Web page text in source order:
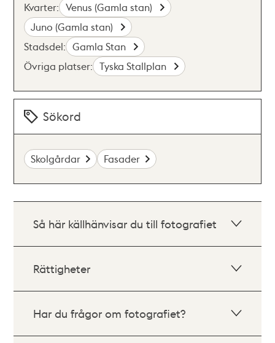
Kvarter: Venus (Gamla stan)
Juno (Gamla stan)
Stadsdel: Gamla Stan
Övriga platser: Tyska Stallplan
Sökord
Skolgårdar Fasader
Så här källhänvisar du till fotografiet
Rättigheter
Har du frågor om fotografiet?